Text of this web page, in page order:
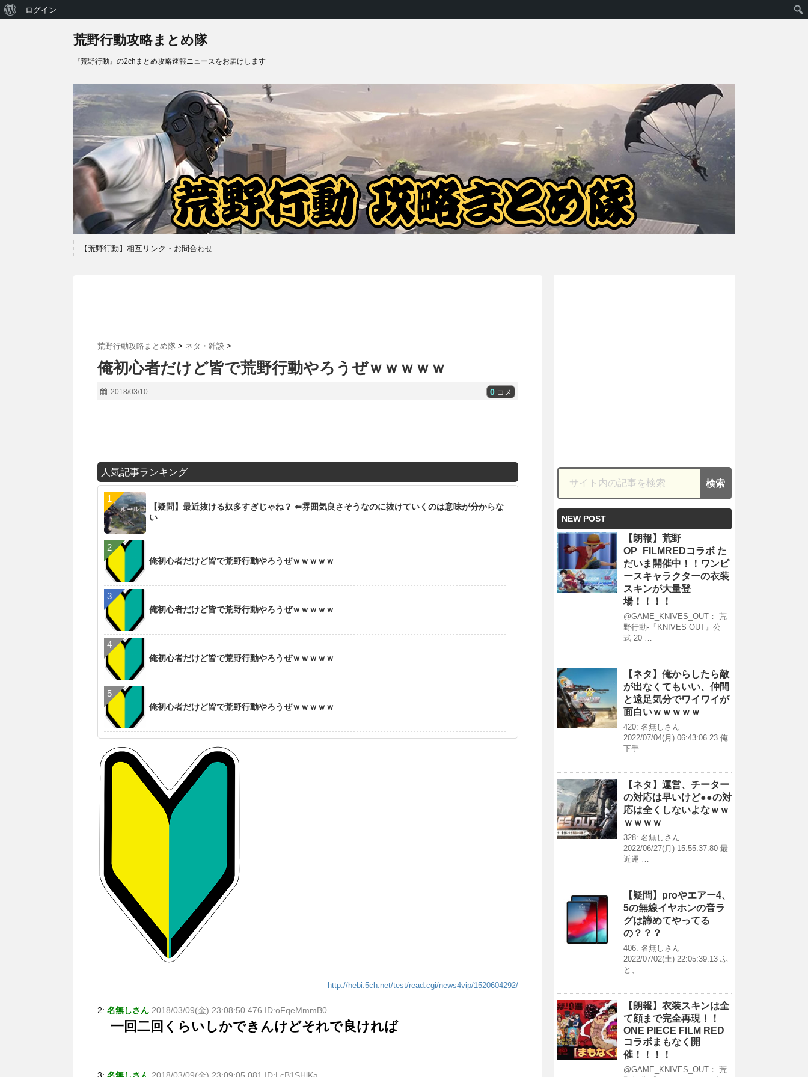
荒野行動攻略まとめ隊
『荒野行動』の2chまとめ攻略速報ニュースをお届けします
【荒野行動】相互リンク・お問合わせ
荒野行動攻略まとめ隊 > ネタ・雑談 >
俺初心者だけど皆で荒野行動やろうぜｗｗｗｗｗ
2018/03/10 0 コメ
人気記事ランキング
【疑問】最近抜ける奴多すぎじゃね？ ⇐雰囲気良さそうなのに抜けていくのは意味が分からな
い
俺初心者だけど皆で荒野行動やろうぜｗｗｗｗｗ
俺初心者だけど皆で荒野行動やろうぜｗｗｗｗｗ
俺初心者だけど皆で荒野行動やろうぜｗｗｗｗｗ
俺初心者だけど皆で荒野行動やろうぜｗｗｗｗｗ
http://hebi.5ch.net/test/read.cgi/news4vip/1520604292/
2: 名無しさん 2018/03/09(金) 23:08:50.476 ID:oFqeMmmB0
一回二回くらいしかできんけどそれで良ければ
NEW POST
【朗報】荒野
OP_FILMREDコラボ た
だいま開催中！！ワンピ
ースキャラクターの衣装
スキンが大量登
場！！！！
@GAME_KNIVES_OUT： 荒
野行動-『KNIVES OUT』公
式 20 …
【ネタ】俺からしたら敵
が出なくてもいい、仲間
と遠足気分でワイワイが
面白いｗｗｗｗｗ
420: 名無しさん
2022/07/04(月) 06:43:06.23 俺
下手 …
【ネタ】運営、チーター
の対応は早いけど●●の対
応は全くしないよなｗｗ
ｗｗｗｗ
328: 名無しさん
2022/06/27(月) 15:55:37.80 最
近運 …
【疑問】proやエアー4、
5の無線イヤホンの音ラ
グは諦めてやってる
の？？？
406: 名無しさん
2022/07/02(土) 22:05:39.13 ふ
と、 …
【朗報】衣装スキンは全
て顔まで完全再現！！
ONE PIECE FILM RED
コラボまもなく開
催！！！！
@GAME_KNIVES_OUT： 荒
WordPress
ログイン